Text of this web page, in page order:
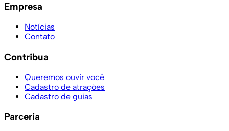
Empresa
Notícias
Contato
Contribua
Queremos ouvir você
Cadastro de atrações
Cadastro de guias
Parceria